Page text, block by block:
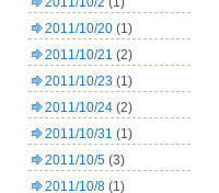
2011/10/20 (1)
2011/10/21 (2)
2011/10/23 (1)
2011/10/24 (2)
2011/10/31 (1)
2011/10/5 (3)
2011/10/8 (1)